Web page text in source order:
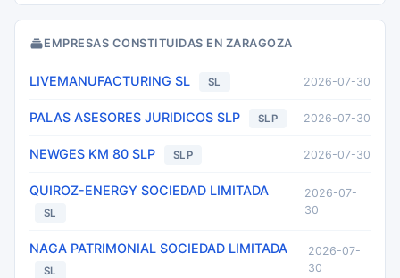
EMPRESAS CONSTITUIDAS EN ZARAGOZA
LIVEMANUFACTURING SL SL 2026-07-30
PALAS ASESORES JURIDICOS SLP SLP 2026-07-30
NEWGES KM 80 SLP SLP 2026-07-30
QUIROZ-ENERGY SOCIEDAD LIMITADA
SL
2026-07-
30
NAGA PATRIMONIAL SOCIEDAD LIMITADA
SL
2026-07-
30